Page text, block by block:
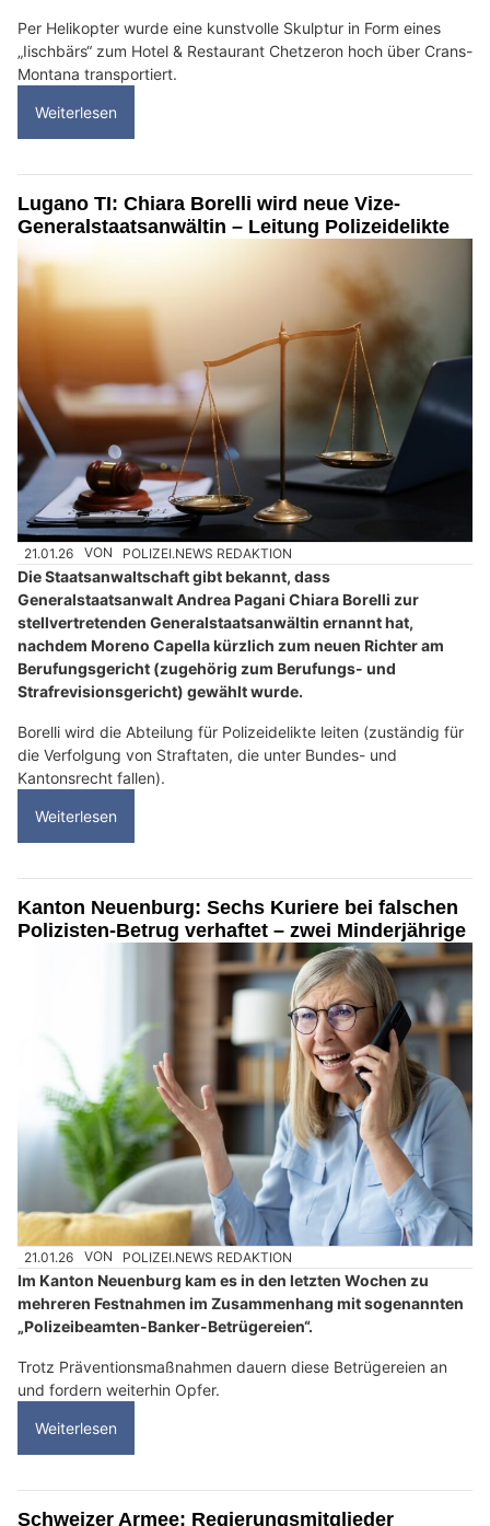
Per Helikopter wurde eine kunstvolle Skulptur in Form eines
„Iischbärs“ zum Hotel & Restaurant Chetzeron hoch über Crans-
Montana transportiert.
Weiterlesen
Lugano TI: Chiara Borelli wird neue Vize-
Generalstaatsanwältin – Leitung Polizeidelikte
21.01.26 VON POLIZEI.NEWS REDAKTION
Die Staatsanwaltschaft gibt bekannt, dass
Generalstaatsanwalt Andrea Pagani Chiara Borelli zur
stellvertretenden Generalstaatsanwältin ernannt hat,
nachdem Moreno Capella kürzlich zum neuen Richter am
Berufungsgericht (zugehörig zum Berufungs- und
Strafrevisionsgericht) gewählt wurde.
Borelli wird die Abteilung für Polizeidelikte leiten (zuständig für
die Verfolgung von Straftaten, die unter Bundes- und
Kantonsrecht fallen).
Weiterlesen
Kanton Neuenburg: Sechs Kuriere bei falschen
Polizisten-Betrug verhaftet – zwei Minderjährige
21.01.26 VON POLIZEI.NEWS REDAKTION
Im Kanton Neuenburg kam es in den letzten Wochen zu
mehreren Festnahmen im Zusammenhang mit sogenannten
„Polizeibeamten-Banker-Betrügereien“.
Trotz Präventionsmaßnahmen dauern diese Betrügereien an
und fordern weiterhin Opfer.
Weiterlesen
Schweizer Armee: Regierungsmitglieder